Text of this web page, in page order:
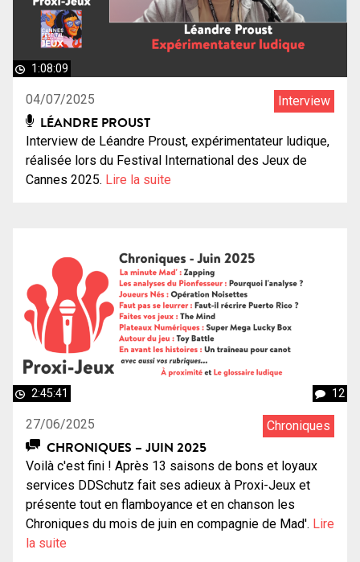
1:08:09
04/07/2025 Interview
LÉANDRE PROUST
Interview de Léandre Proust, expérimentateur ludique,
réalisée lors du Festival International des Jeux de
Cannes 2025. Lire la suite
2:45:41 12
27/06/2025 Chroniques
CHRONIQUES – JUIN 2025
Voilà c'est fini ! Après 13 saisons de bons et loyaux
services DDSchutz fait ses adieux à Proxi-Jeux et
présente tout en flamboyance et en chanson les
Chroniques du mois de juin en compagnie de Mad'. Lire
la suite